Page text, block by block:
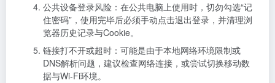
公共设备登录风险：在公共电脑上使用时，切勿勾选“记
住密码”，使用完毕后必须手动点击退出登录，并清理浏
览器历史记录与Cookie。
链接打不开或超时：可能是由于本地网络环境限制或
DNS解析问题，建议检查网络连接，或尝试切换移动数
据与Wi-Fi环境。